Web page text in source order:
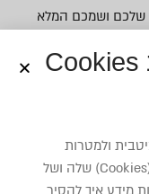
שלכם ושמכם המלא
האתר עושה שימוש ב Cookies
ולמטרות
אנליטיקה, האתר עושה שימוש ב”עוגיות” (Cookies) שלה ושל
מידע איך להסיר